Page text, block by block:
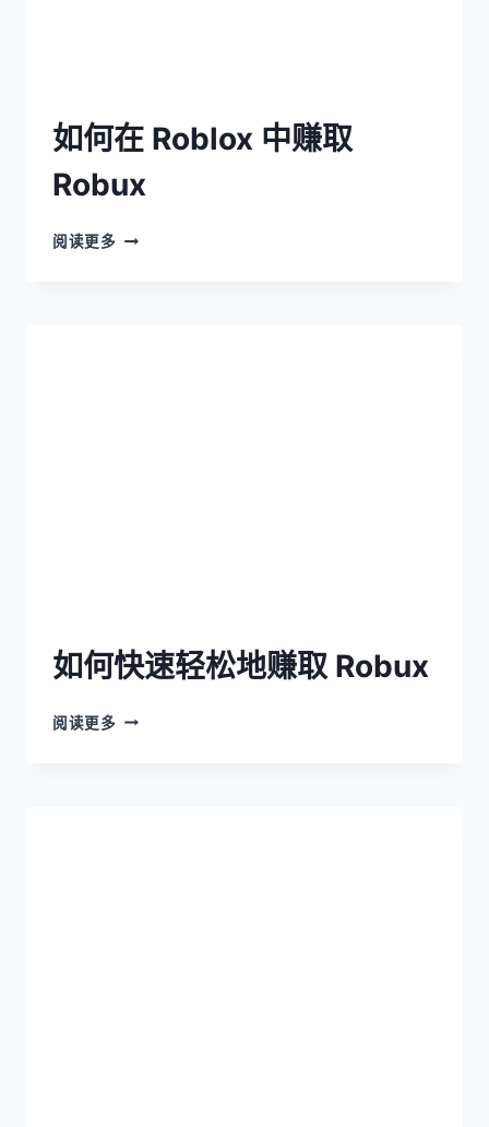
如何在 Roblox 中赚取
Robux
阅读更多
如何快速轻松地赚取 Robux
阅读更多